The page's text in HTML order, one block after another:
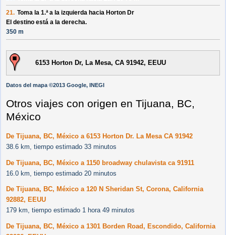
21. Toma la 1.ª a la izquierda hacia Horton Dr
El destino está a la derecha.
350 m
6153 Horton Dr, La Mesa, CA 91942, EEUU
Datos del mapa ©2013 Google, INEGI
Otros viajes con origen en Tijuana, BC,
México
De Tijuana, BC, México a 6153 Horton Dr. La Mesa CA 91942
38.6 km, tiempo estimado 33 minutos
De Tijuana, BC, México a 1150 broadway chulavista ca 91911
16.0 km, tiempo estimado 20 minutos
De Tijuana, BC, México a 120 N Sheridan St, Corona, California
92882, EEUU
179 km, tiempo estimado 1 hora 49 minutos
De Tijuana, BC, México a 1301 Borden Road, Escondido, California